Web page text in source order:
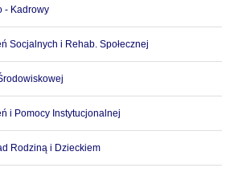
- Kadrowy
Socjalnych i Rehab. Społecznej
i Pomocy Instytucjonalnej
Rodziną i Dzieckiem